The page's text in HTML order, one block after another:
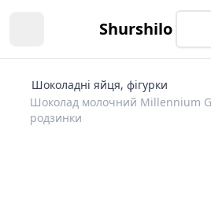
Shurshilo
Шоколадні яйця, фігурки
Шоколад молочний Millennium
родзинки